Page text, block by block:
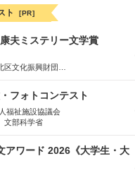
ト [PR]
夫ミステリー文学賞
区文化振興財団
フォトコンテスト
福祉施設協議会
文部科学省
アワード 2026《大学生・大